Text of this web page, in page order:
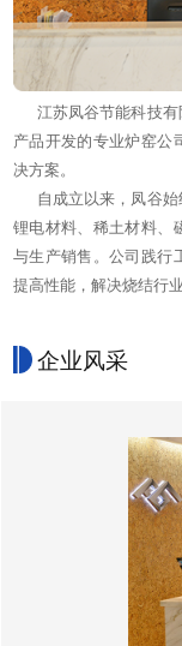
江苏凤谷节能科技
产品开发的专业炉窑公
决方案。
自成立以来，凤谷
锂电材料、稀土材料、
与生产销售。公司践行
提高性能，解决烧结行
企业风采